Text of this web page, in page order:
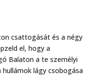
csattogását és a négy
el, hogy a
Balaton a te személyi
lágy csobogása